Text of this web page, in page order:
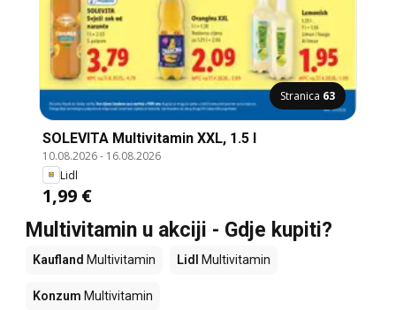
Stranica 63
SOLEVITA Multivitamin XXL, 1.5 l
10.08.2026- 16.08.2026
Lidl
1,99 €
Multivitamin u akciji - Gdje kupiti?
Kaufland Multivitamin Lidl Multivitamin
Konzum Multivitamin